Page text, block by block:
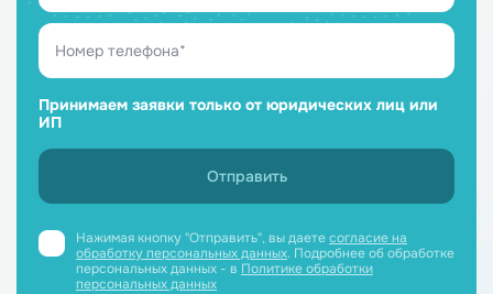
Принимаем заявки только от юридических лиц или
ИП
Нажимая кнопку "Отправить", вы даетесогласие на
обработку персональных данных. Подробнее об обработке
персональных данных - в Политике обработки
персональных данных